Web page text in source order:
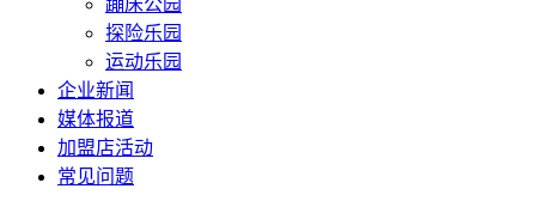
探险乐园
运动乐园
企业新闻
媒体报道
加盟店活动
常见问题